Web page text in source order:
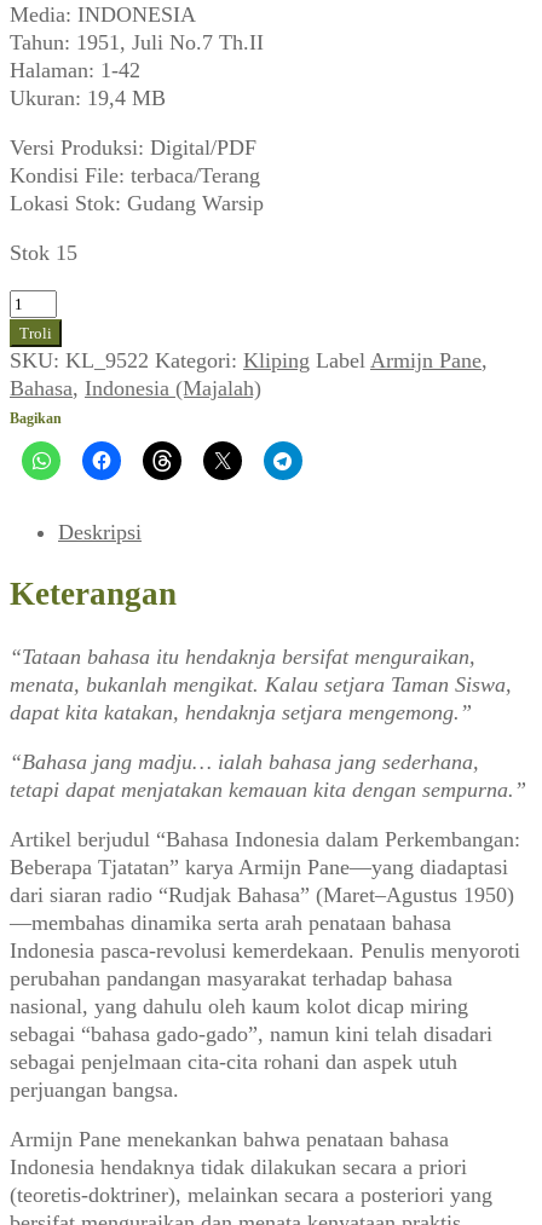
Media: INDONESIA
Tahun: 1951, Juli No.7 Th.II
Halaman: 1-42
Ukuran: 19,4 MB
Versi Produksi: Digital/PDF
Kondisi File: terbaca/Terang
Lokasi Stok: Gudang Warsip
Stok 15
Kuantitas
Armijn
Pane:
Bahasa
Indonesia
dan
Perkembangannya
Troli
SKU: KL_9522 Kategori: Kliping Label Armijn Pane,
Bahasa, Indonesia (Majalah)
Bagikan
Deskripsi
Keterangan
“Tataan bahasa itu hendaknja bersifat menguraikan,
menata, bukanlah mengikat. Kalau setjara Taman Siswa,
dapat kita katakan, hendaknja setjara mengemong.”
“Bahasa jang madju… ialah bahasa jang sederhana,
tetapi dapat menjatakan kemauan kita dengan sempurna.”
Artikel berjudul “Bahasa Indonesia dalam Perkembangan:
Beberapa Tjatatan” karya Armijn Pane—yang diadaptasi
dari siaran radio “Rudjak Bahasa” (Maret–Agustus 1950)
—membahas dinamika serta arah penataan bahasa
Indonesia pasca-revolusi kemerdekaan. Penulis menyoroti
perubahan pandangan masyarakat terhadap bahasa
nasional, yang dahulu oleh kaum kolot dicap miring
sebagai “bahasa gado-gado”, namun kini telah disadari
sebagai penjelmaan cita-cita rohani dan aspek utuh
perjuangan bangsa.
Armijn Pane menekankan bahwa penataan bahasa
Indonesia hendaknya tidak dilakukan secara a priori
(teoretis-doktriner), melainkan secara a posteriori yang